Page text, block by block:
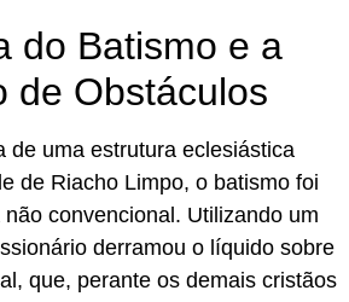
do Batismo e a
de Obstáculos
de uma estrutura eclesiástica
de Riacho Limpo, o batismo foi
convencional. Utilizando um
derramou o líquido sobre
que, perante os demais cristãos